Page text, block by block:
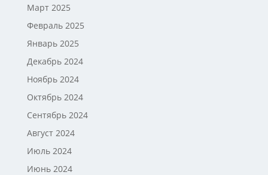
Март 2025
Февраль 2025
Январь 2025
Декабрь 2024
Ноябрь 2024
Октябрь 2024
Сентябрь 2024
Август 2024
Июль 2024
Июнь 2024